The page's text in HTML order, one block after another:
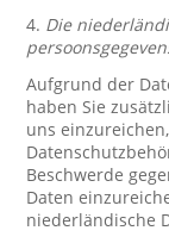
4. Die
Aufgrund der
haben Sie
uns
Beschwerde
Daten
niederländische